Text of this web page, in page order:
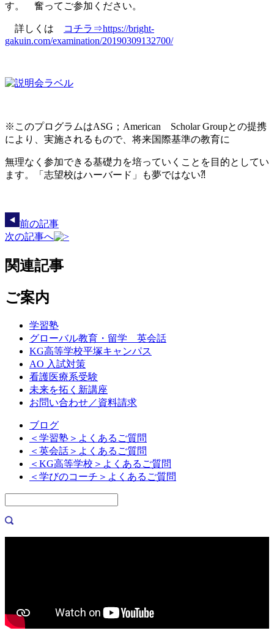
す。 奮ってご参加ください。
詳しくは
コチラ⇒https://bright-
gakuin.com/examination/20190309132700/
※このプログラムはASG；American Scholar Groupとの提携
により、実施されるもので、将来国際基準の教育に
無理なく参加できる基礎力を培っていくことを目的としてい
ます。「志望校はハーバード」も夢ではない⁈
前の記事
次の記事へ
関連記事
ご案内
学習塾
グローバル教育・留学 英会話
KG高等学校平塚キャンパス
AO 入試対策
看護医療系受験
未来を拓く新講座
お問い合わせ／資料請求
ブログ
＜学習塾＞よくあるご質問
＜英会話＞よくあるご質問
＜KG高等学校＞よくあるご質問
＜学びのコーチ＞よくあるご質問